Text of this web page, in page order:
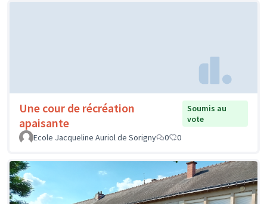
Une cour de récréation
apaisante
Soumis au
vote
Ecole Jacqueline Auriol de Sorigny
0 0